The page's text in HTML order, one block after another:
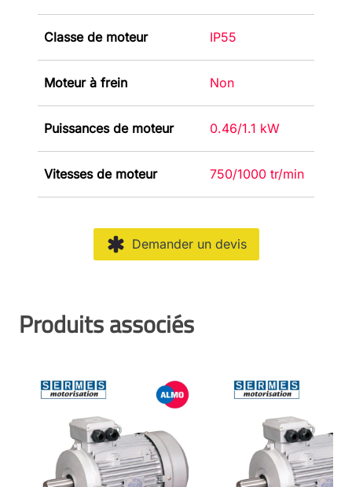
Classe de moteur IP55
Moteur à frein Non
Puissances de moteur 0.46/1.1 kW
Vitesses de moteur 750/1000 tr/min
Demander un devis
Produits associés